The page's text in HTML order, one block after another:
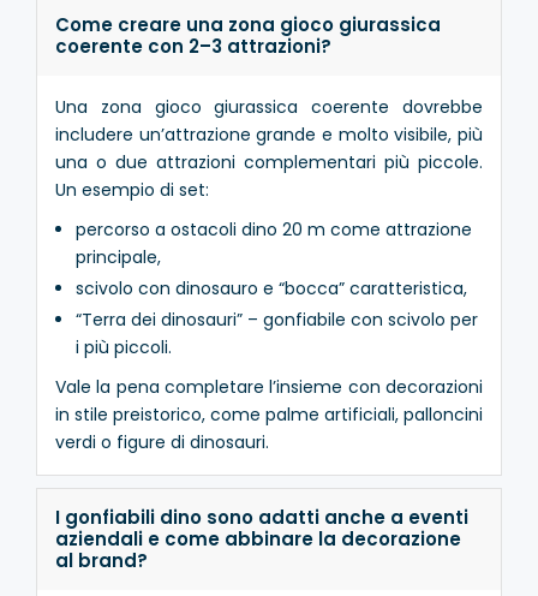
Come creare una zona gioco giurassica
coerente con 2–3 attrazioni?
Una zona gioco giurassica coerente dovrebbe
includere un’attrazione grande e molto visibile, più
una o due attrazioni complementari più piccole.
Un esempio di set:
percorso a ostacoli dino 20 m come attrazione
principale,
scivolo con dinosauro e “bocca” caratteristica,
“Terra dei dinosauri” – gonfiabile con scivolo per
i più piccoli.
Vale la pena completare l’insieme con decorazioni
in stile preistorico, come palme artificiali, palloncini
verdi o figure di dinosauri.
I gonfiabili dino sono adatti anche a eventi
aziendali e come abbinare la decorazione
al brand?